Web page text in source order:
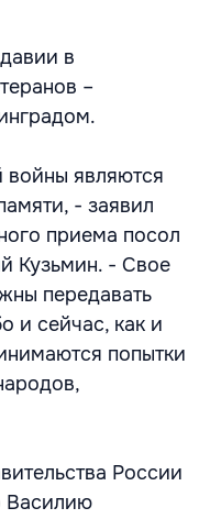
в
–
являются
- заявил
приема посол
Кузьмин. - Свое
передавать
и сейчас, как и
попытки
России
Василию